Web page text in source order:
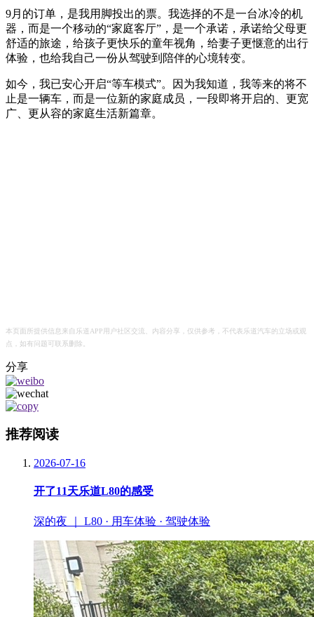
9月的订单，是我用脚投出的票。我选择的不是一台冰冷的机
器，而是一个移动的“家庭客厅”，是一个承诺，承诺给父母更
舒适的旅途，给孩子更快乐的童年视角，给妻子更惬意的出行
体验，也给我自己一份从驾驶到陪伴的心境转变。
如今，我已安心开启“等车模式”。因为我知道，我等来的将不
止是一辆车，而是一位新的家庭成员，一段即将开启的、更宽
广、更从容的家庭生活新篇章。
本页面所提供信息来自乐道APP用户社区交流、内容分享，仅供参考，不代表乐道汽车的立场或观
点，如有问题可联系删除。
分享
推荐阅读
2026-07-16
开了11天乐道L80的感受
深的夜 ｜ L80 · 用车体验 · 驾驶体验